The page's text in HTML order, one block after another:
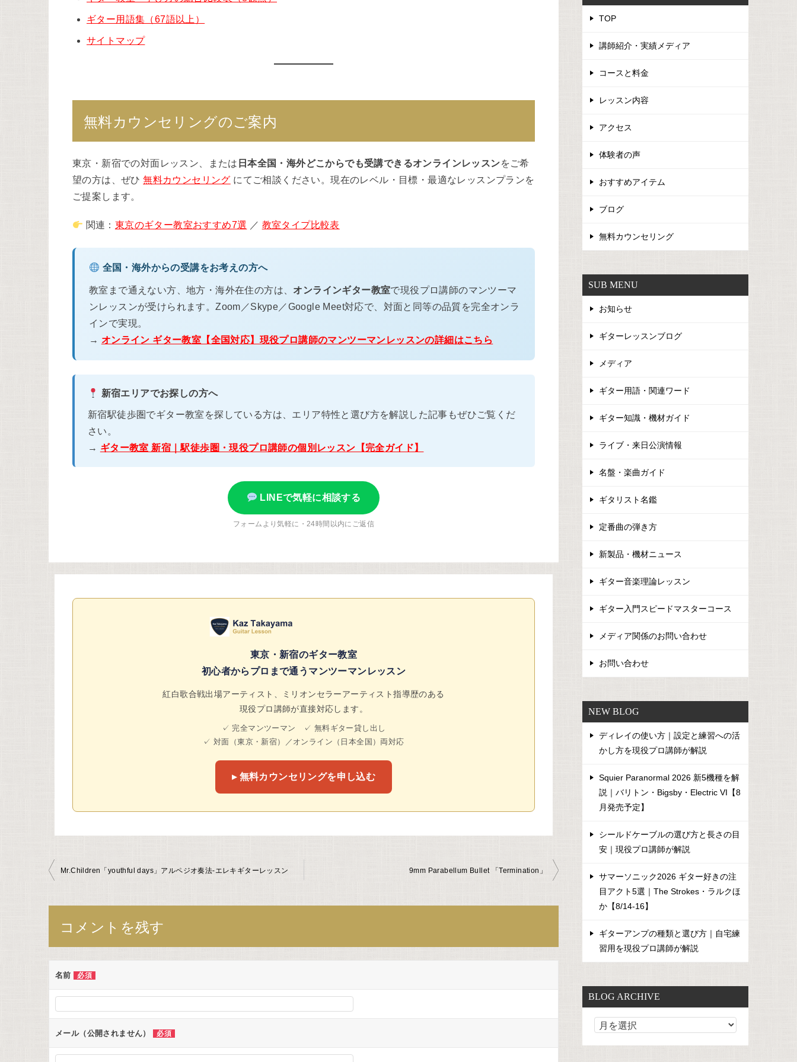
ギター用語集（67語以上）
サイトマップ
無料カウンセリングのご案内
東京・新宿での対面レッスン、または 日本全国・海外どこからでも受講できるオンラインレッスンをご希
望の方は、ぜひ無料カウンセリング にてご相談ください。現在のレベル・目標・最適なレッスンプランを
ご提案します。
関連： 東京のギター教室おすすめ7選 ／ 教室タイプ比較表
全国・海外からの受講をお考えの方へ
教室まで通えない方、地方・海外在住の方は、 オンラインギター教室で現役プロ講師のマンツーマ
ンレッスンが受けられます。Zoom／Skype／Google Meet対応で、対面と同等の品質を完全オンラ
インで実現。
→ オンライン ギター教室【全国対応】現役プロ講師のマンツーマンレッスンの詳細はこちら
新宿エリアでお探しの方へ
新宿駅徒歩圏でギター教室を探している方は、エリア特性と選び方を解説した記事もぜひご覧くだ
さい。
→ ギター教室 新宿｜駅徒歩圏・現役プロ講師の個別レッスン【完全ガイド】
LINEで気軽に相談する
フォームより気軽に・24時間以内にご返信
東京・新宿のギター教室
初心者からプロまで通うマンツーマンレッスン
紅白歌合戦出場アーティスト、ミリオンセラーアーティスト指導歴のある
現役プロ講師が直接対応します。
✓ 完全マンツーマン ✓ 無料ギター貸し出し
✓ 対面（東京・新宿）／オンライン（日本全国）両対応
▸ 無料カウンセリングを申し込む
投
ナ
ビ
ゲ
ー
ョ
Mr.Children「youthful days」アルペジオ奏法-エレキギターレッスン 9mm Parabellum Bullet 「Termination」
コメントを残す
名前 必須
メール（公開されません） 必須
TOP
講師紹介・実績メディア
コースと料金
レッスン内容
アクセス
体験者の声
おすすめアイテム
ブログ
無料カウンセリング
SUB MENU
お知らせ
ギターレッスンブログ
メディア
ギター用語・関連ワード
ギター知識・機材ガイド
ライブ・来日公演情報
名盤・楽曲ガイド
ギタリスト名鑑
定番曲の弾き方
新製品・機材ニュース
ギター音楽理論レッスン
ギター入門スピードマスターコース
メディア関係のお問い合わせ
お問い合わせ
NEW BLOG
ディレイの使い方｜設定と練習への活
かし方を現役プロ講師が解説
Squier Paranormal 2026 新5機種を解
説｜バリトン・Bigsby・Electric VI【8
月発売予定】
シールドケーブルの選び方と長さの目
安｜現役プロ講師が解説
サマーソニック2026 ギター好きの注
目アクト5選｜The Strokes・ラルクほ
か【8/14-16】
ギターアンプの種類と選び方｜自宅練
習用を現役プロ講師が解説
BLOG ARCHIVE